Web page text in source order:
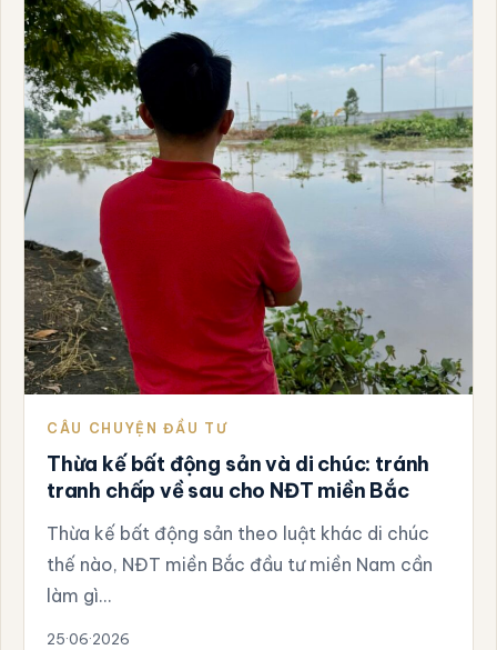
CÂU CHUYỆN ĐẦU TƯ
Thừa kế bất động sản và di chúc: tránh
tranh chấp về sau cho NĐT miền Bắc
Thừa kế bất động sản theo luật khác di chúc
thế nào, NĐT miền Bắc đầu tư miền Nam cần
làm gì…
25·06·2026